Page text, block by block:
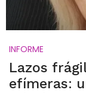
INFORME
Lazos
efímeras: